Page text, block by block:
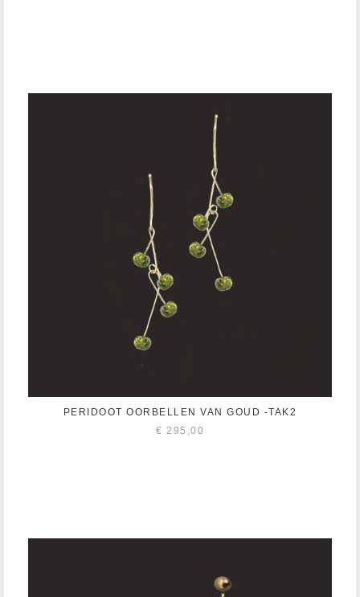
PERIDOOT OORBELLEN VAN GOUD -TAK2
€ 295,00